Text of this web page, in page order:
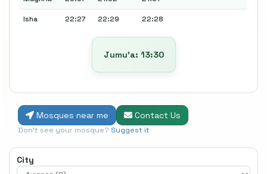
Isha 22:27 22:29 22:28
Jumu’a: 13:30
Mosques near me Contact Us
Don't see your mosque? Suggest it
City